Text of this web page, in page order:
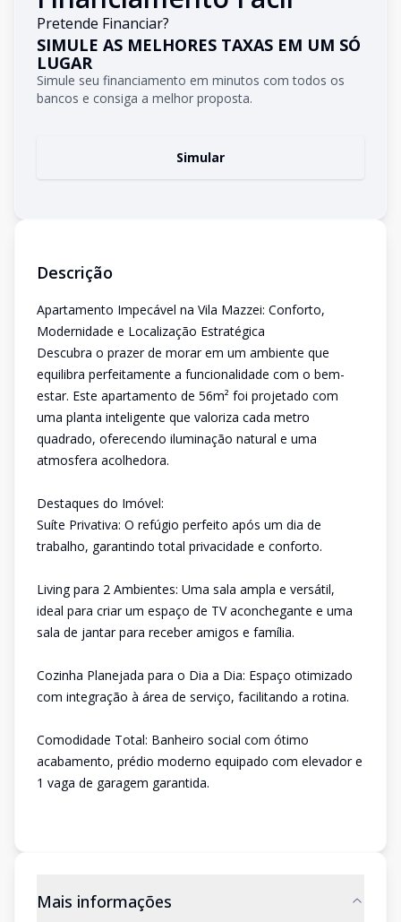
Pretende Financiar?
SIMULE AS MELHORES TAXAS EM UM SÓ
LUGAR
Simule seu financiamento em minutos com todos os
bancos e consiga a melhor proposta.
Simular
Descrição
Apartamento Impecável na Vila Mazzei: Conforto,
Modernidade e Localização Estratégica
Descubra o prazer de morar em um ambiente que
equilibra perfeitamente a funcionalidade com o bem-
estar. Este apartamento de 56m² foi projetado com
uma planta inteligente que valoriza cada metro
quadrado, oferecendo iluminação natural e uma
atmosfera acolhedora.
Destaques do Imóvel:
Suíte Privativa: O refúgio perfeito após um dia de
trabalho, garantindo total privacidade e conforto.
Living para 2 Ambientes: Uma sala ampla e versátil,
ideal para criar um espaço de TV aconchegante e uma
sala de jantar para receber amigos e família.
Cozinha Planejada para o Dia a Dia: Espaço otimizado
com integração à área de serviço, facilitando a rotina.
Comodidade Total: Banheiro social com ótimo
acabamento, prédio moderno equipado com elevador e
1 vaga de garagem garantida.
Mais informações